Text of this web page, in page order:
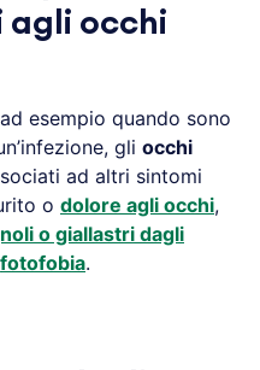
agli occhi
esempio quando sono
gli occhi
ad altri sintomi
o dolore agli occhi,
o giallastri dagli
fotofobia.